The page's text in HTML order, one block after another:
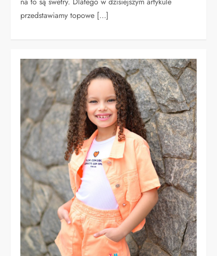
przedstawiamy topowe […]